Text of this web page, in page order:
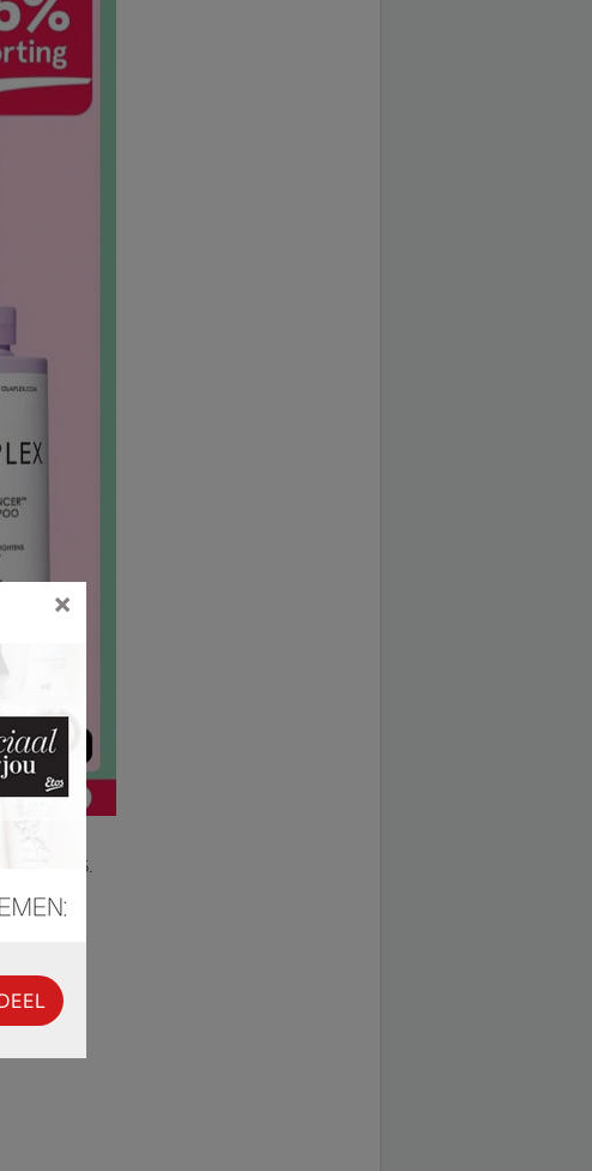
09.02.2025.
×